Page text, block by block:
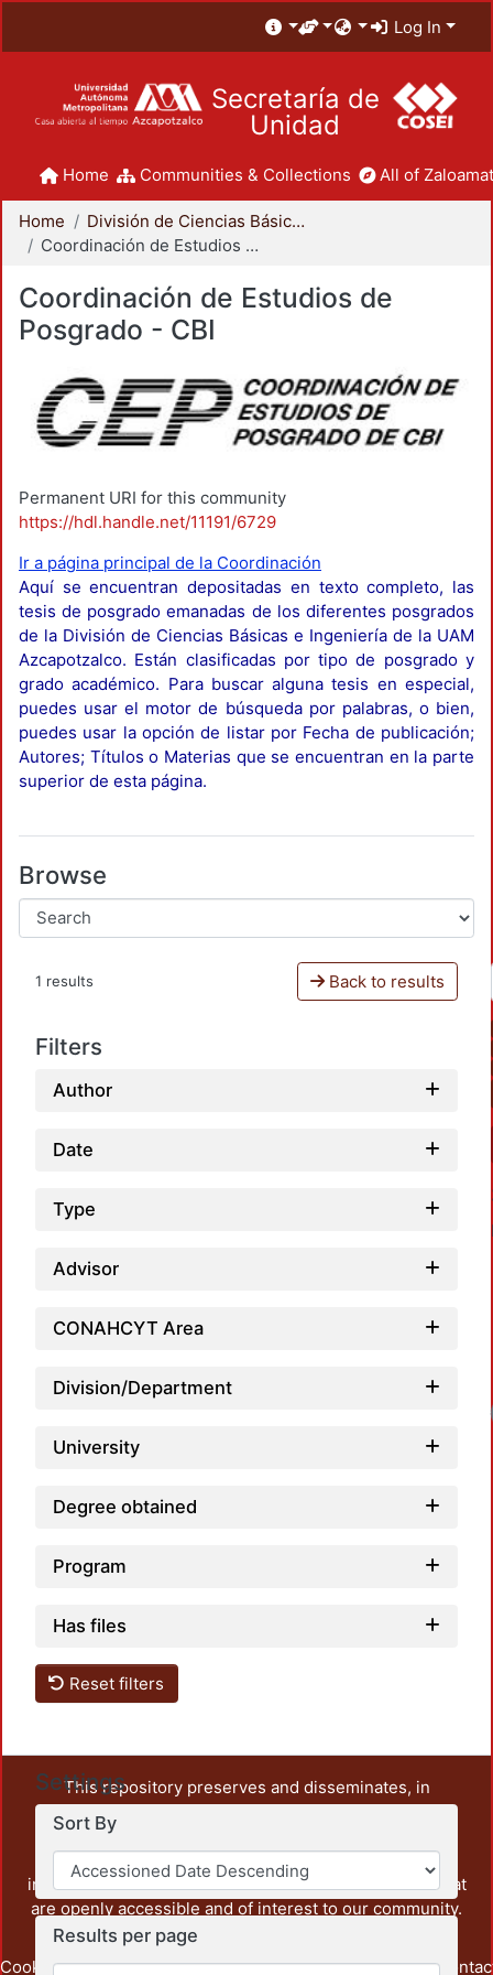
Log In
Secretaría de
Unidad
Home Communities & Collections All of
Home
División de Ciencias Básicas e Ingeniería
Coordinación de Estudios de Posgrado - CBI
Coordinación de Estudios de
Posgrado - CBI
Permanent URI for this community
https://hdl.handle.net/11191/6729
Ir a página principal de la Coordinación
Aquí se encuentran depositadas en texto completo, las
tesis de posgrado emanadas de los diferentes posgrados
de la División de Ciencias Básicas e Ingeniería de la UAM
Azcapotzalco. Están clasificadas por tipo de posgrado y
grado académico. Para buscar alguna tesis en especial,
puedes usar el motor de búsqueda por palabras, o bien,
puedes usar la opción de listar por Fecha de publicación;
Autores; Títulos o Materias que se encuentran en la parte
superior de esta página.
Browse
1 results Back to results
Filters
Author
Date
Type
Advisor
CONAHCYT Area
Division/Department
University
Degree obtained
Program
Has files
Reset filters
Settings
Sort By
Results per page
This repository preserves and disseminates, in
unrestricted open access, the teaching and research
output of UAM Azcapotzalco. It also includes some
administrative and graphic documents from the
institution, as well as content from other institutions that
are openly accessible and of interest to our community.
Cookie Privacy End User Send